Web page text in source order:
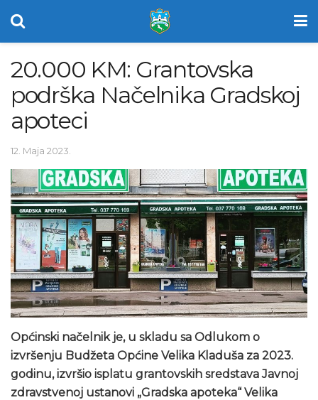
20.000 KM: Grantovska
podrška Načelnika Gradskoj
apoteci
12. Maja 2023.
Općinski načelnik je, u skladu sa Odlukom o
izvršenju Budžeta Općine Velika Kladuša za 2023.
godinu, izvršio isplatu grantovskih sredstava Javnoj
zdravstvenoj ustanovi „Gradska apoteka“ Velika